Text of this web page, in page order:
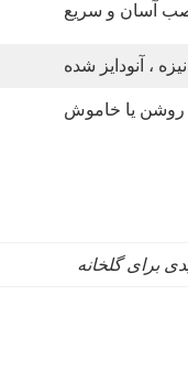
آسان و سریع
، آنودایز شده
روشن یا خاموش
برای گلخانه